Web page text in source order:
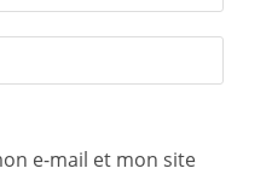
e-mail et mon site